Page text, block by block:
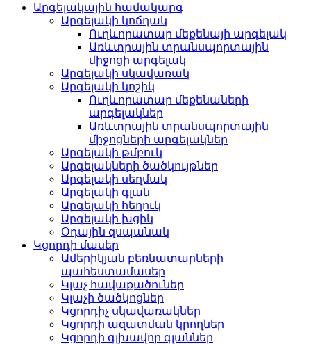
Արգելակային համակարգ
Արգելակի կոճղակ
Ուղևորատար մեքենայի արգելակ
Առևտրային տրանսպորտային
միջոցի արգելակ
Արգելակի սկավառակ
Արգելակի կոշիկ
Ուղևորատար մեքենաների
արգելակներ
Առևտրային տրանսպորտային
միջոցների արգելակներ
Արգելակի թմբուկ
Արգելակների ծածկույթներ
Արգելակի սեղմակ
Արգելակի գլան
Արգելակի հեղուկ
Արգելակի խցիկ
Օդային զսպանակ
Կցորդի մասեր
Ամերիկյան բեռնատարների
պահեստամասեր
Կլաչ հավաքածուներ
Կլաչի ծածկոցներ
Կցորդիչ սկավառակներ
Կցորդի ազատման կրողներ
Կցորդի գլխավոր գլաններ